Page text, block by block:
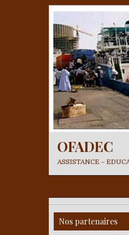
OFADEC
ASSISTANCE –
Nos partenaires